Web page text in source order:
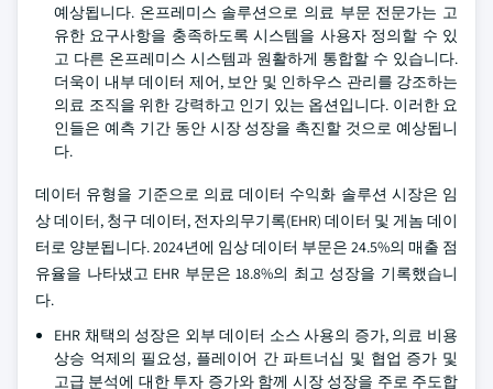
예상됩니다. 온프레미스 솔루션으로 의료 부문 전문가는 고
유한 요구사항을 충족하도록 시스템을 사용자 정의할 수 있
고 다른 온프레미스 시스템과 원활하게 통합할 수 있습니다.
더욱이 내부 데이터 제어, 보안 및 인하우스 관리를 강조하는
의료 조직을 위한 강력하고 인기 있는 옵션입니다. 이러한 요
인들은 예측 기간 동안 시장 성장을 촉진할 것으로 예상됩니
다.
데이터 유형을 기준으로 의료 데이터 수익화 솔루션 시장은 임
상 데이터, 청구 데이터, 전자의무기록(EHR) 데이터 및 게놈 데이
터로 양분됩니다. 2024년에 임상 데이터 부문은 24.5%의 매출 점
유율을 나타냈고 EHR 부문은 18.8%의 최고 성장을 기록했습니
다.
EHR 채택의 성장은 외부 데이터 소스 사용의 증가, 의료 비용
상승 억제의 필요성, 플레이어 간 파트너십 및 협업 증가 및
고급 분석에 대한 투자 증가와 함께 시장 성장을 주로 주도합